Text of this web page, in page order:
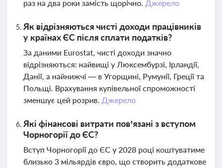
раз на два роки замість щорічно. Джерело
Як відрізняються чисті доходи працівників
у країнах ЄС після сплати податків?
За даними Eurostat, чисті доходи значно
відрізняються: найвищі у Люксембурзі, Ірландії,
Данії, а найнижчі — в Угорщині, Румунії, Греції та
Польщі. Врахування купівельної спроможності
зменшує цей розрив. Джерело
Які фінансові витрати пов’язані з вступом
Чорногорії до ЄС?
Вступ Чорногорії до ЄС у 2028 році коштуватиме
близько 3 мільярдів євро, що створить додаткове